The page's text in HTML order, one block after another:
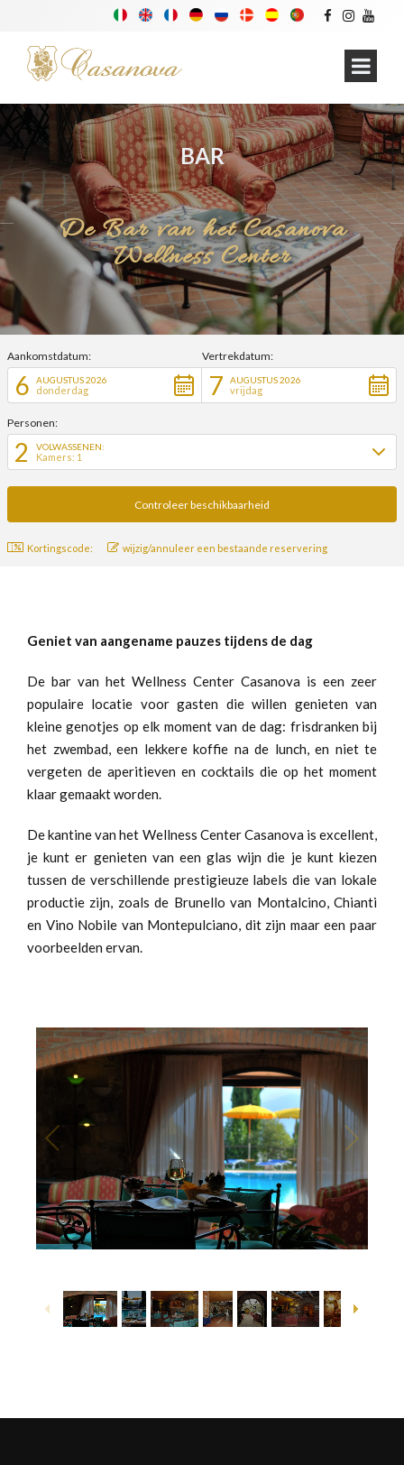
BAR
De Bar van het Casanova
Wellness Center
Aankomstdatum:
6 AUGUSTUS 2026
donderdag
Vertrekdatum:
7 AUGUSTUS 2026
vrijdag
Personen:
2 VOLWASSENEN:
Kamers: 1
Kortingscode: wijzig/annuleer een bestaande reservering
Geniet van aangename pauzes tijdens de dag
De bar van het Wellness Center Casanova is een zeer
populaire locatie voor gasten die willen genieten van
kleine genotjes op elk moment van de dag: frisdranken bij
het zwembad, een lekkere koffie na de lunch, en niet te
vergeten de aperitieven en cocktails die op het moment
klaar gemaakt worden.
De kantine van het Wellness Center Casanova is excellent,
je kunt er genieten van een glas wijn die je kunt kiezen
tussen de verschillende prestigieuze labels die van lokale
productie zijn, zoals de Brunello van Montalcino, Chianti
en Vino Nobile van Montepulciano, dit zijn maar een paar
voorbeelden ervan.